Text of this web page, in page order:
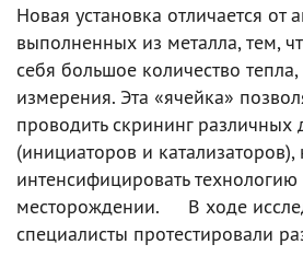
Новая установка отличается от
выполненных из металла, тем,
себя большое количество
измерения. Эта «ячейка»
проводить скрининг различных
(инициаторов и катализаторов),
интенсифицировать
месторождении. В ходе
специалисты протестировали